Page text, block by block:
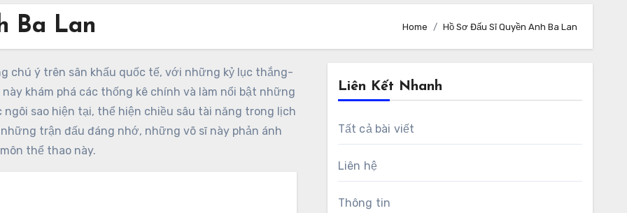
Ba Lan Home Hồ Sơ Đấu Sĩ Quyền Anh Ba Lan
chú ý trên sân khấu quốc tế, với những kỷ lục thắng-
khám phá các thống kê chính và làm nổi bật những
sao hiện tại, thể hiện chiều sâu tài năng trong lịch
trận đấu đáng nhớ, những võ sĩ này phản ánh
thể thao này.
Liên Kết Nhanh
Tất cả bài viết
Liên hệ
Thông tin